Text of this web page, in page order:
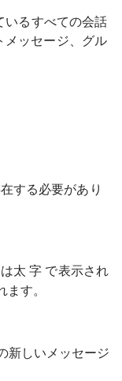
いるすべての会話
メッセージ、グル
する必要があり
太 字 で表示され
ます。
新しいメッセージ